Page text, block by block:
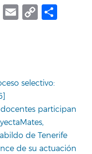
Meneame
Email
Copy
selectivo:
participan
de Tenerife
de su actuación